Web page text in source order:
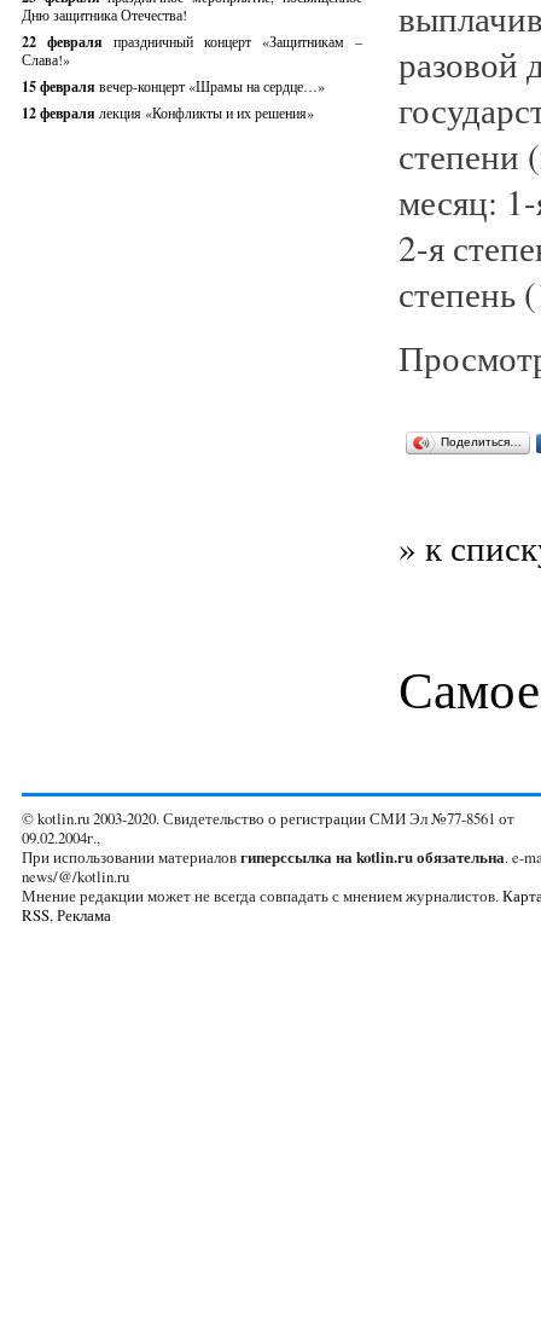
Дню защитника Отечества!
22 февраля праздничный концерт «Защитникам –
Слава!»
15 февраля вечер-концерт «Шрамы на сердце…»
12 февраля лекция «Конфликты и их решения»
разовой
степени
месяц:
2-я
степень
Поделиться…
» к
© kotlin.ru 2003-2020. Свидетельство о регистрации СМИ Эл №77-8561 от
09.02.2004г.,
При использовании материаловгиперссылка на kotlin.ru обязательна. e-
news/@/kotlin.ru
Мнение редакции может не всегда совпадать с мнением журналистов.
RSS,Реклама